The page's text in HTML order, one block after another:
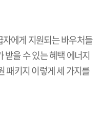
에게 지원되는 바우처들
받을 수 있는 혜택 에너지
패키지 이렇게 세 가지를